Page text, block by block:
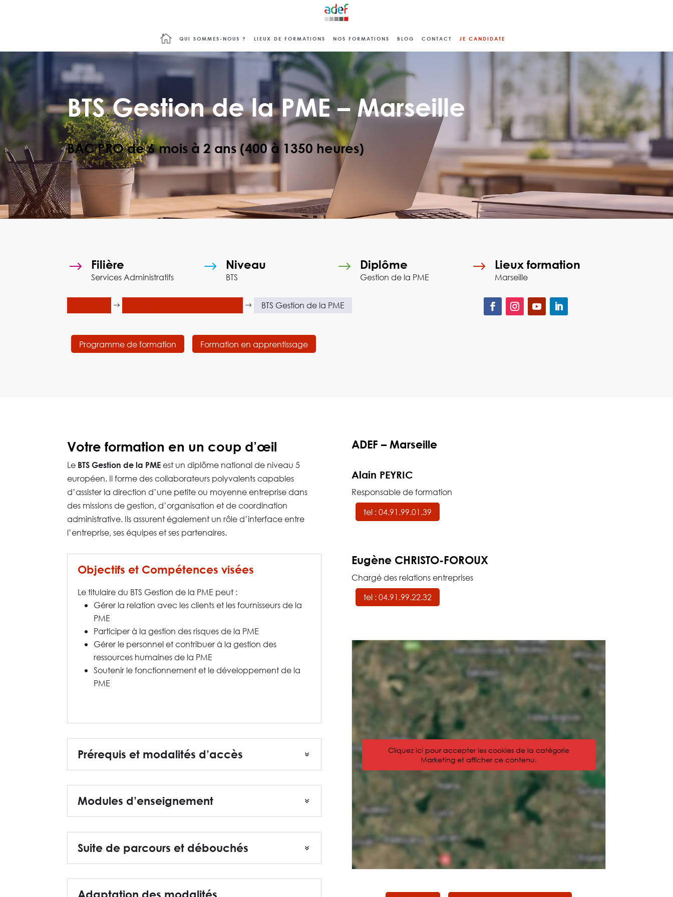
 QUI SOMMES-NOUS ? LIEUX DE FORMATIONS NOS FORMATIONS BLOG CONTACT JE CANDIDATE
BTS Gestion de la PME – Marseille
BAC PRO de 6 mois à 2 ans (400 à 1350 heures)
☆☆
$ Filière
Services Administratifs
$ Niveau
BTS
$ Diplôme
Gestion de la PME
$ Lieux formation
Marseille
$ $ BTS Gestion de la PME
Programme de formation Formation en apprentissage
Votre formation en un coup d’œil
Le BTS Gestion de la PME est un diplôme national de niveau 5
européen. Il forme des collaborateurs polyvalents capables
d’assister la direction d’une petite ou moyenne entreprise dans
des missions de gestion, d’organisation et de coordination
administrative. Ils assurent également un rôle d’interface entre
l’entreprise, ses équipes et ses partenaires.
Objectifs et Compétences visées
Le titulaire du BTS Gestion de la PME peut :
Gérer la relation avec les clients et les fournisseurs de la
PME
Participer à la gestion des risques de la PME
Gérer le personnel et contribuer à la gestion des
ressources humaines de la PME
Soutenir le fonctionnement et le développement de la
PME
Prérequis et modalités d’accès
Modules d’enseignement
Suite de parcours et débouchés
ADEF – Marseille
Alain PEYRIC
Responsable de formation
tel : 04.91.99.01.39
Eugène CHRISTO-FOROUX
Chargé des relations entreprises
tel : 04.91.99.22.32
Cliquez ici pour accepter les cookies de la catégorie
Marketing et afficher ce contenu.